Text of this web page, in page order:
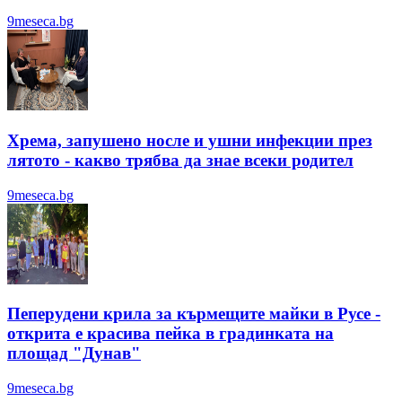
9meseca.bg
Хрема, запушено носле и ушни инфекции през
лятотo - какво трябва да знае всеки родител
9meseca.bg
Пеперудени крила за кърмещите майки в Русе -
открита е красива пейка в градинката на
площад "Дунав"
9meseca.bg